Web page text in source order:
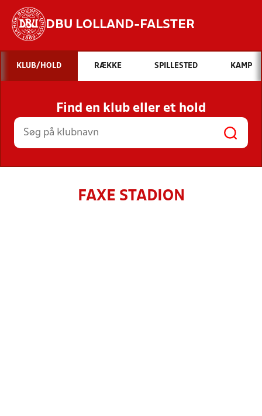
DBU LOLLAND-FALSTER
Hvad vil du søge efter?
INDHOLD OG NYHEDER
STILLINGER, RESULTATER, KLUBBER OG
HOLD
KLUB/HOLD RÆKKE SPILLESTED KAMP
Find en klub eller et hold
FAXE STADION